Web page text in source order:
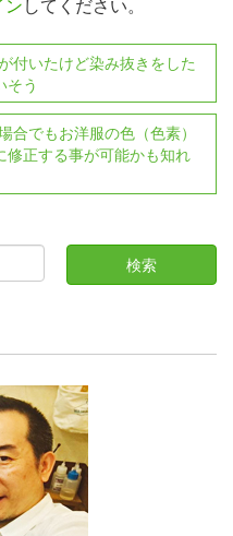
ン してください。
付いたけど染み抜きをした
そう
合でもお洋服の色（色素）
修正する事が可能かも知れ